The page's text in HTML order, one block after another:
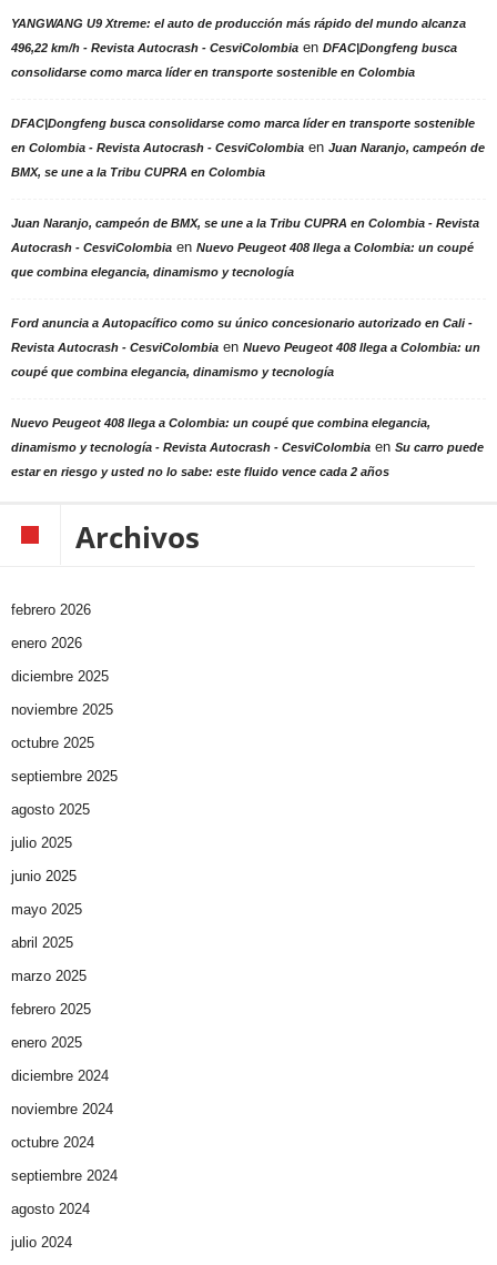
YANGWANG U9 Xtreme: el auto de producción más rápido del mundo alcanza
496,22 km/h - Revista Autocrash - CesviColombia en DFAC|Dongfeng busca
consolidarse como marca líder en transporte sostenible en Colombia
DFAC|Dongfeng busca consolidarse como marca líder en transporte sostenible
en Colombia - Revista Autocrash - CesviColombia en Juan Naranjo, campeón de
BMX, se une a la Tribu CUPRA en Colombia
Juan Naranjo, campeón de BMX, se une a la Tribu CUPRA en Colombia - Revista
Autocrash - CesviColombia en Nuevo Peugeot 408 llega a Colombia: un coupé
que combina elegancia, dinamismo y tecnología
Ford anuncia a Autopacífico como su único concesionario autorizado en Cali -
Revista Autocrash - CesviColombia en Nuevo Peugeot 408 llega a Colombia: un
coupé que combina elegancia, dinamismo y tecnología
Nuevo Peugeot 408 llega a Colombia: un coupé que combina elegancia,
dinamismo y tecnología - Revista Autocrash - CesviColombia en Su carro puede
estar en riesgo y usted no lo sabe: este fluido vence cada 2 años
Archivos
febrero 2026
enero 2026
diciembre 2025
noviembre 2025
octubre 2025
septiembre 2025
agosto 2025
julio 2025
junio 2025
mayo 2025
abril 2025
marzo 2025
febrero 2025
enero 2025
diciembre 2024
noviembre 2024
octubre 2024
septiembre 2024
agosto 2024
julio 2024